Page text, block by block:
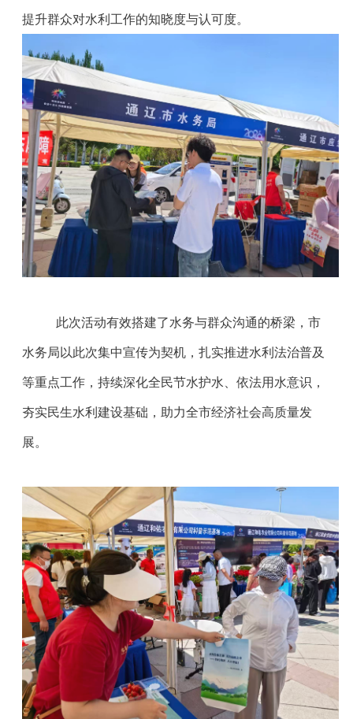
提升群众对水利工作的知晓度与认可度。
此次活动有效搭建了水务与群众沟通的桥梁，市
水务局以此次集中宣传为契机，扎实推进水利法治普及
等重点工作，持续深化全民节水护水、依法用水意识，
夯实民生水利建设基础，助力全市经济社会高质量发
展。